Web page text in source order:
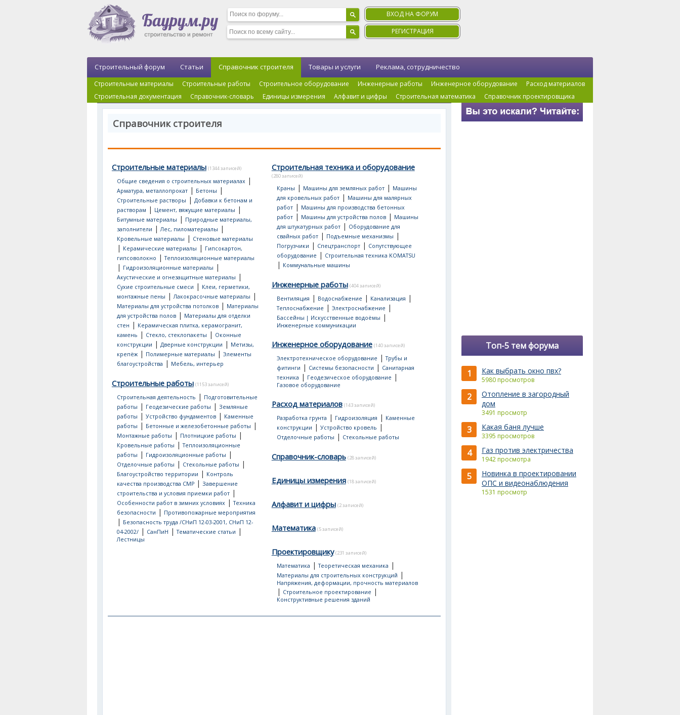
ВХОД НА ФОРУМ
РЕГИСТРАЦИЯ
Строительный форум Статьи Справочник строителя
Строительные материалы Строительные работы Строительное оборудование Инженерные работы Инженерное оборудование
Расход материалов
Строительная документация
Справочник-словарь Единицы измерения Алфавит и цифры Строительная математика Справочник проектировщика
Товары и услуги Реклама, сотрудничество
Справочник строителя
Строительные материалы (1344 записей)
Общие сведения о строительных материалах|
Арматура, металлопрокат| Бетоны |
Строительные растворы | Добавки к бетонам и
растворам | Цемент, вяжущие материалы |
Битумные материалы | Природные материалы,
заполнители |Лес, пиломатериалы |
Кровельные материалы | Стеновые материалы
| Керамические материалы | Гипсокартон,
гипсоволокно |Теплоизоляционные материалы
| Гидроизоляционные материалы |
Акустические и огнезащитные материалы |
Сухие строительные смеси | Клеи, герметики,
монтажные пены |Лакокрасочные материалы |
Материалы для устройства потолков| Материалы
для устройства полов| Материалы для отделки
стен | Керамическая плитка, керамогранит,
камень | Стекло, стеклопакеты | Оконные
конструкции | Дверные конструкции | Метизы,
крепёж| Полимерные материалы | Элементы
благоустройства | Мебель, интерьер
Строительные работы (1153 записей)
Строительная деятельность | Подготовительные
работы | Геодезические работы | Земляные
работы | Устройство фундаментов| Каменные
работы | Бетонные и железобетонные работы |
Монтажные работы | Плотницкие работы |
Кровельные работы |Теплоизоляционные
работы | Гидроизоляционные работы |
Отделочные работы | Стекольные работы |
Благоустройство территории | Контроль
качества производства СМР| Завершение
строительства и условия приемки работ|
Особенности работ в зимних условиях|Техника
безопасности | Противопожарные мероприятия
| Безопасность труда /СНиП 12-03-2001, СНиП 12-
04-2002/| СанПиН |Тематические статьи |
Лестницы
Строительная техника и оборудование
(280 записей)
Краны | Машины для земляных работ| Машины
для кровельных работ| Машины для малярных
работ| Машины для производства бетонных
работ| Машины для устройства полов| Машины
для штукатурных работ| Оборудование для
свайных работ| Подъемные механизмы |
Погрузчики | Спецтранспорт| Сопутствующее
оборудование | Строительная техника KOMATSU
| Коммунальные машины
Инженерные работы (404 записей)
Вентиляция | Водоснабжение | Канализация |
Теплоснабжение | Электроснабжение |
Бассейны | Искусственные водоёмы |
Инженерные коммуникации
Инженерное оборудование (140 записей)
Электротехническое оборудование |Трубы и
фитинги | Системы безопасности | Санитарная
техника | Геодезическое оборудование |
Газовое оборудование
Расход материалов (143 записей)
Разработка грунта | Гидроизоляция | Каменные
конструкции | Устройство кровель |
Отделочные работы | Стекольные работы
Справочник-словарь (28 записей)
Единицы измерения (18 записей)
Алфавит и цифры (2 записей)
Математика (5 записей)
Проектировщику (231 записей)
Математика |Теоретическая механика |
Материалы для строительных конструкций |
Напряжения, деформации, прочность материалов
| Строительное проектирование |
Конструктивные решения зданий
Топ-5 тем форума
1 Как выбрать окно пвх?
5980 просмотров
2
Отопление в загородный
дом
3491 просмотр
3 Какая баня лучше
3395 просмотров
4 Газ против электричества
1942 просмотра
5
Новинка в проектировании
ОПС и видеонаблюдения
1531 просмотр